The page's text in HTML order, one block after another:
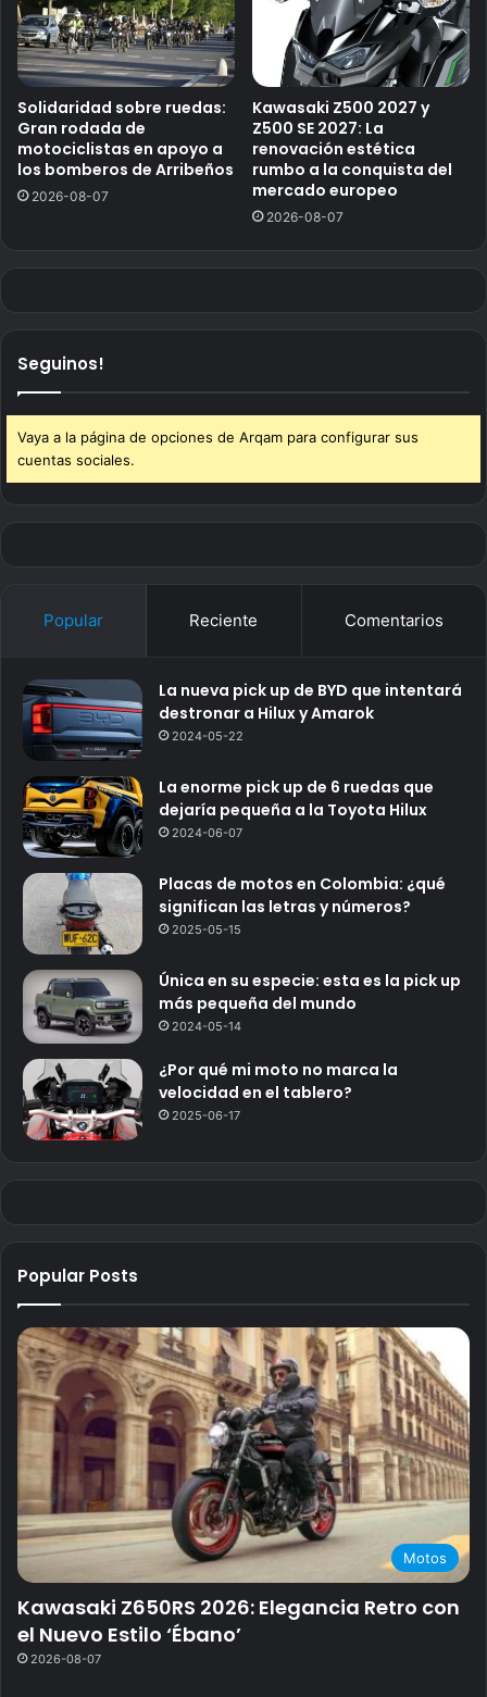
Solidaridad sobre ruedas:
Gran rodada de
motociclistas en apoyo a
los bomberos de Arribeños
2026-08-07
Kawasaki Z500 2027 y
Z500 SE 2027: La
renovación estética
rumbo a la conquista del
mercado europeo
2026-08-07
Seguinos!
Vaya a la página de opciones de Arqam para configurar sus
cuentas sociales.
Popular Reciente Comentarios
La nueva pick up de BYD que intentará
destronar a Hilux y Amarok
2024-05-22
La enorme pick up de 6 ruedas que
dejaría pequeña a la Toyota Hilux
2024-06-07
Placas de motos en Colombia: ¿qué
significan las letras y números?
2025-05-15
Única en su especie: esta es la pick up
más pequeña del mundo
2024-05-14
¿Por qué mi moto no marca la
velocidad en el tablero?
2025-06-17
Popular Posts
Motos
Kawasaki Z650RS 2026: Elegancia Retro con
el Nuevo Estilo ‘Ébano’
2026-08-07